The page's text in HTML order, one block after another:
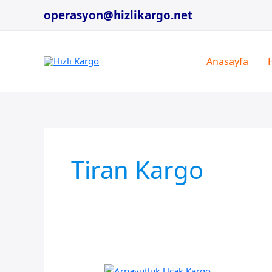
operasyon@hizlikargo.net
Anasayfa
Tiran Kargo